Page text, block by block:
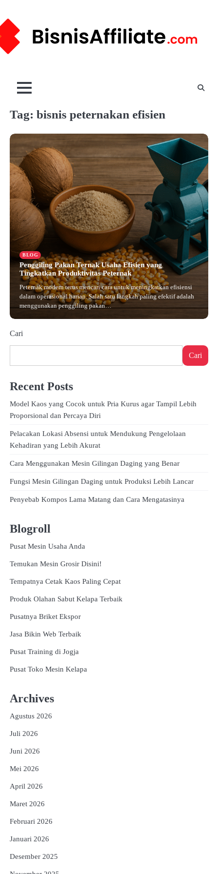
content
Tag: bisnis peternakan efisien
BLOG
Penggiling Pakan Ternak Usaha Efisien yang
Tingkatkan Produktivitas Peternak
Peternak modern terus mencari cara untuk meningkatkan efisiensi
dalam operasional harian. Salah satu langkah paling efektif adalah
menggunakan penggiling pakan…
Mei 20, 2025
Cari
Cari
Recent Posts
Model Kaos yang Cocok untuk Pria Kurus agar Tampil Lebih
Proporsional dan Percaya Diri
Pelacakan Lokasi Absensi untuk Mendukung Pengelolaan
Kehadiran yang Lebih Akurat
Cara Menggunakan Mesin Gilingan Daging yang Benar
Fungsi Mesin Gilingan Daging untuk Produksi Lebih Lancar
Penyebab Kompos Lama Matang dan Cara Mengatasinya
Blogroll
Pusat Mesin Usaha Anda
Temukan Mesin Grosir Disini!
Tempatnya Cetak Kaos Paling Cepat
Produk Olahan Sabut Kelapa Terbaik
Pusatnya Briket Ekspor
Jasa Bikin Web Terbaik
Pusat Training di Jogja
Pusat Toko Mesin Kelapa
Archives
Agustus 2026
Juli 2026
Juni 2026
Mei 2026
April 2026
Maret 2026
Februari 2026
Januari 2026
Desember 2025